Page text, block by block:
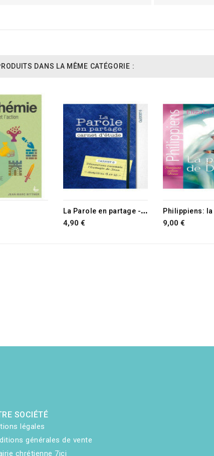
DANS LA MÊME CATÉGORIE :
L
a Parole en partage - Carnet d'étude 6
4,90 € 9,00 €
SOCIÉTÉ
légales
générales de vente
chrétienne 7ici